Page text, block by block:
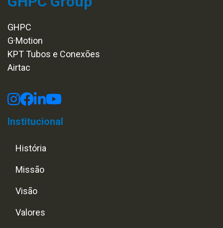
GHPC
G·Motion
KPT Tubos e Conexões
Airtac
Institucional
História
Missão
Visão
Valores